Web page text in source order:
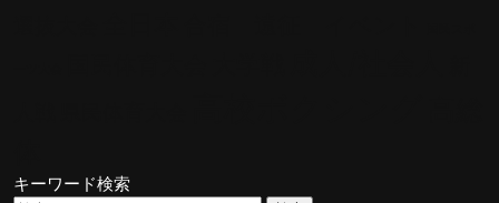
キーワード検索